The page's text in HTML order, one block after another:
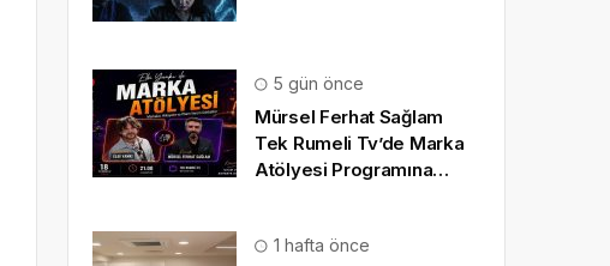
5 gün önce
Mürsel Ferhat Sağlam
Tek Rumeli Tv’de Marka
Atölyesi Programına
1 hafta önce